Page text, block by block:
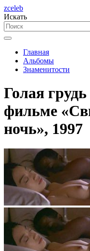
zceleb
Искать
Главная
Альбомы
Знаменитости
Голая
фильме
ночь», 1997